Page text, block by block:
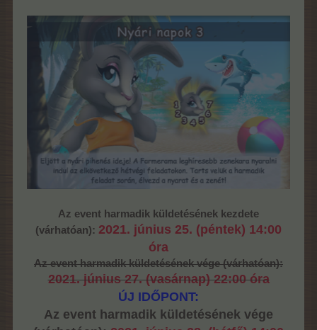
Az event harmadik küldetésének kezdete
(várhatóan): 2021. június 25. (péntek) 14:00
óra
Az event harmadik küldetésének vége (várhatóan):
2021. június 27. (vasárnap) 22:00 óra
ÚJ IDŐPONT:
Az event harmadik küldetésének vége